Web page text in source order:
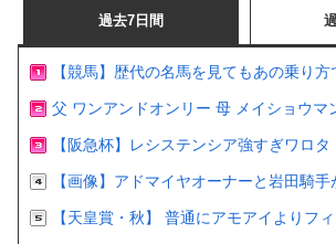
過去7日間
【競馬】歴代の名馬を見てもあの乗り
父 ワンアンドオンリー 母 メイショウマ
【阪急杯】レシステンシア強すぎワロタ
【画像】アドマイヤオーナーと岩田騎手
【天皇賞・秋】 普通にアモアイよりフ